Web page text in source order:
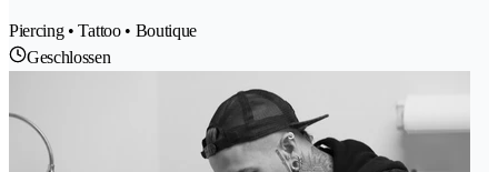
Piercing • Tattoo • Boutique
Geschlossen